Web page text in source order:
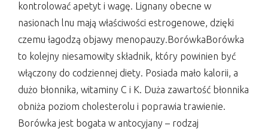
kontrolować apetyt i wagę. Lignany obecne w
nasionach lnu mają właściwości estrogenowe, dzięki
czemu łagodzą objawy menopauzy.BorówkaBorówka
to kolejny niesamowity składnik, który powinien być
włączony do codziennej diety. Posiada mało kalorii, a
dużo błonnika, witaminy C i K. Duża zawartość błonnika
obniża poziom cholesterolu i poprawia trawienie.
Borówka jest bogata w antocyjany – rodzaj